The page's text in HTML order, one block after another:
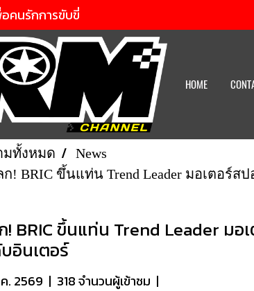
อคนรักการขับขี่
HOME
มทั้งหมด
News
ก! BRIC ขึ้นแท่น Trend Leader มอเตอร์
! BRIC ขึ้นแท่น Trend Leader ม
อินเตอร์
. 2569 | 318 จำนวนผู้เข้าชม |